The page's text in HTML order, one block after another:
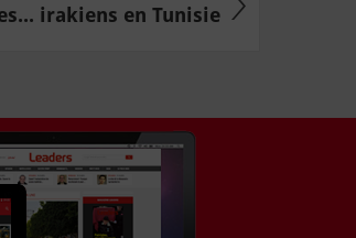
irakiens en Tunisie